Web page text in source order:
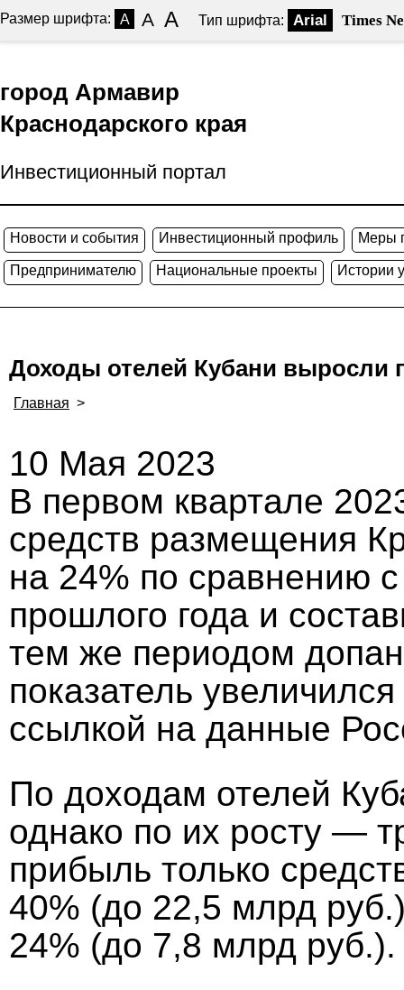
Размер шрифта: A A A Тип шрифта: Arial Times
город Армавир
Краснодарского края
Инвестиционный портал
Новости и события Инвестиционный профиль Меры
Предпринимателю Национальные проекты Истории
Доходы отелей Кубани выросли
Главная >
10 Мая 2023
В первом квартале
средств размещения
на 24% по сравнению
прошлого года и
тем же периодом
показатель
ссылкой на данные
По доходам отелей
однако по их росту —
прибыль только
40% (до 22,5 млрд
24% (до 7,8 млрд руб.).